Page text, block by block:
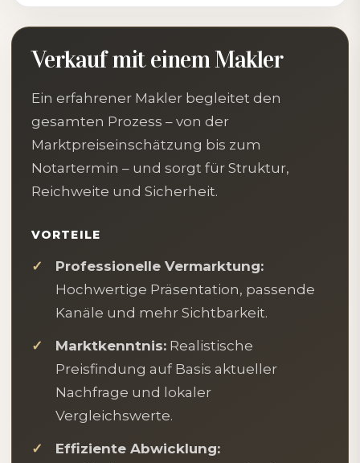
Verkauf mit einem Makler
Ein erfahrener Makler begleitet den
gesamten Prozess – von der
Marktpreiseinschätzung bis zum
Notartermin – und sorgt für Struktur,
Reichweite und Sicherheit.
VORTEILE
Professionelle Vermarktung:
Hochwertige Präsentation, passende
Kanäle und mehr Sichtbarkeit.
Marktkenntnis: Realistische
Preisfindung auf Basis aktueller
Nachfrage und lokaler
Vergleichswerte.
Effiziente Abwicklung: